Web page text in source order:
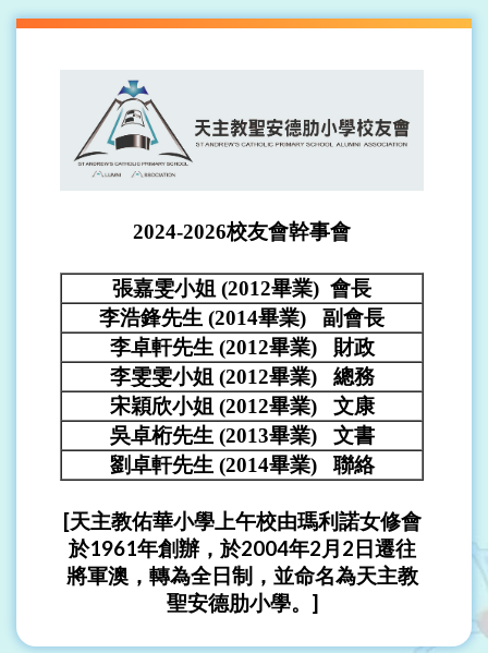
2024-2026校友會幹事會
張嘉雯小姐 (2012畢業) 會長
李浩鋒先生 (2014畢業) 副會長
李卓軒先生 (2012畢業) 財政
李雯雯小姐 (2012畢業) 總務
宋穎欣小姐 (2012畢業) 文康
吳卓桁先生 (2013畢業) 文書
劉卓軒先生 (2014畢業) 聯絡
[天主教佑華小學上午校由瑪利諾女修會
於1961年創辦，於2004年2月2日遷往
將軍澳，轉為全日制，並命名為天主教
聖安德肋小學。]